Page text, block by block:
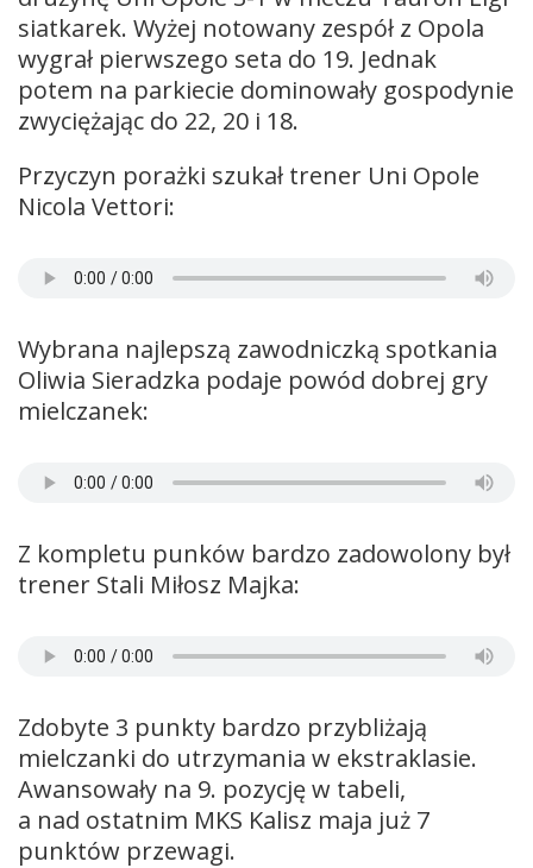
siatkarek. Wyżej notowany zespół z Opola
wygrał pierwszego seta do 19. Jednak
potem na parkiecie dominowały gospodynie
zwyciężając do 22, 20 i 18.
Przyczyn porażki szukał trener Uni Opole
Nicola Vettori:
Wybrana najlepszą zawodniczką spotkania
Oliwia Sieradzka podaje powód dobrej gry
mielczanek:
Z kompletu punków bardzo zadowolony był
trener Stali Miłosz Majka:
Zdobyte 3 punkty bardzo przybliżają
mielczanki do utrzymania w ekstraklasie.
Awansowały na 9. pozycję w tabeli,
a nad ostatnim MKS Kalisz maja już 7
punktów przewagi.